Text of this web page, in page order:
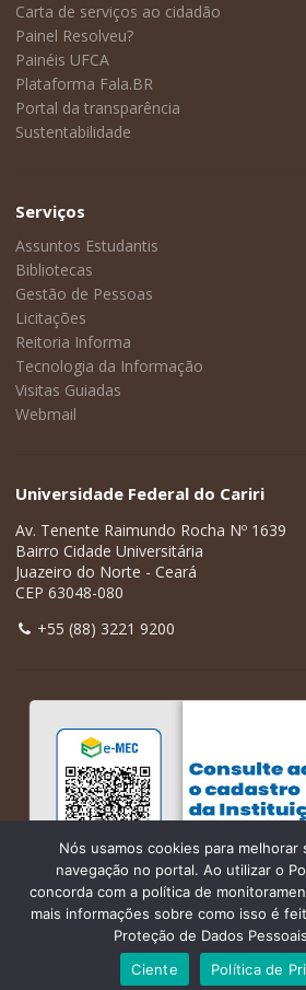
Carta de serviços ao cidadão
Painel Resolveu?
Painéis UFCA
Plataforma Fala.BR
Portal da transparência
Sustentabilidade
Serviços
Assuntos Estudantis
Bibliotecas
Gestão de Pessoas
Licitações
Reitoria Informa
Tecnologia da Informação
Visitas Guiadas
Webmail
Universidade Federal do Cariri
Av. Tenente Raimundo Rocha Nº 1639
Bairro Cidade Universitária
Juazeiro do Norte - Ceará
CEP 63048-080
+55 (88) 3221 9200
Nós usamos cookies para melhorar
navegação no portal. Ao utilizar o
concorda com a política de
mais informações sobre como isso é
Proteção de Dados
Ciente
Política de